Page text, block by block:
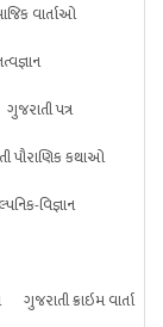
વાર્તાઓ
ગુજરાતી પત્ર
પૌરાણિક કથાઓ
વિજ્ઞાન
ગુજરાતી ક્રાઇમ વાર્તા